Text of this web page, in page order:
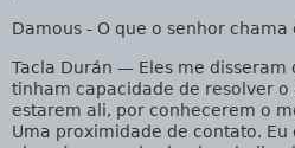
Damous - O que o senhor
Tacla Durán — Eles me disseram
tinham capacidade de resolver o
estarem ali, por conhecerem o
Uma proximidade de contato.